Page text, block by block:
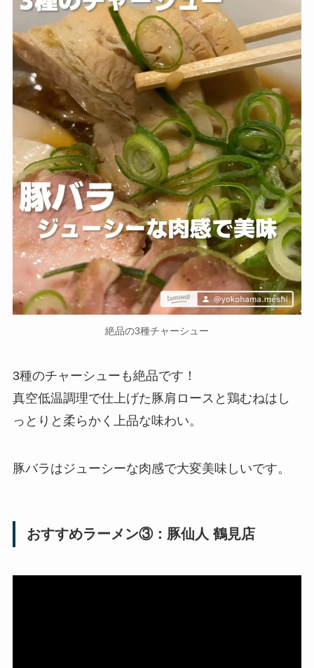
絶品の3種チャーシュー
3種のチャーシューも絶品です！
真空低温調理で仕上げた豚肩ロースと鶏むねはし
っとりと柔らかく上品な味わい。
豚バラはジューシーな肉感で大変美味しいです。
おすすめラーメン③：豚仙人 鶴見店